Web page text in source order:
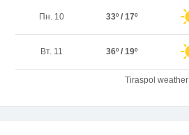
Пн. 10 33º / 17º
Вт. 11 36º / 19º
Tiraspol weather